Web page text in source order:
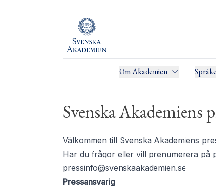
Om Akademien
Svenska Akademiens
Välkommen till Svenska Akademiens
Har du frågor eller vill prenumerera på
pressinfo@svenskaakademien.se
Pressansvarig